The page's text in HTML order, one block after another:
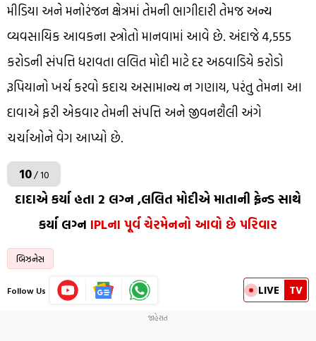
મીડિયા અને મનોરંજન ક્ષેત્રમાં તેમની ભાગીદારી તેમજ અન્ય
વ્યવસાયિક આવકના સ્ત્રોતો માનવામાં આવે છે. અંદાજે ₹4,555
કરોડની સંપત્તિ ધરાવતા લલિત મોદી માટે દર અઠવાડિયે કરોડો
રૂપિયાનો ખર્ચ કરવો કદાચ અસામાન્ય ન ગણાય, પરંતુ તેમના આ
દાવાએ ફરી એકવાર તેમની સંપત્તિ અને જીવનશૈલી અંગે
ચર્ચાઓને વેગ આપ્યો છે.
10/ 10
દાદાએ કર્યા હતા 2 લગ્ન ,લલિત મોદીએ માતાની ફ્રેન્ડ સાથે
કર્યા લગ્ન IPLના પૂર્વ ચેરમેનનો આવો છે પરિવાર
બિઝનેસ
Follow Us LIVE TV